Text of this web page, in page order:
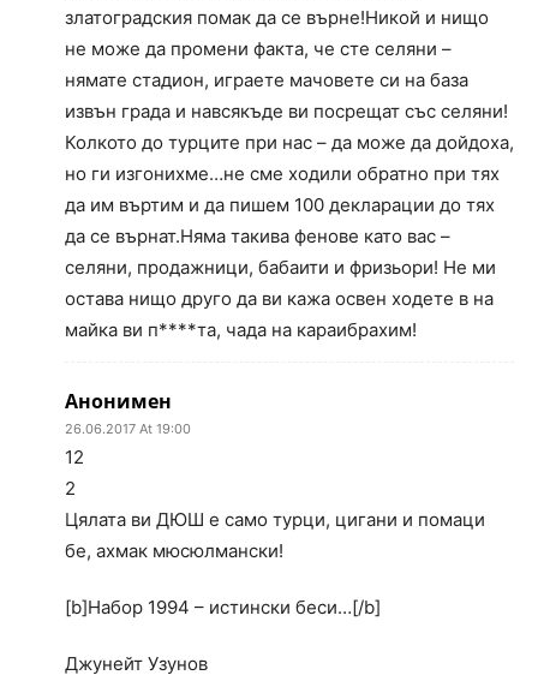
златоградския помак да се върне!Никой и нищо
не може да промени факта, че сте селяни –
нямате стадион, играете мачовете си на база
извън града и навсякъде ви посрещат със селяни!
Колкото до турците при нас – да може да дойдоха,
но ги изгонихме…не сме ходили обратно при тях
да им въртим и да пишем 100 декларации до тях
да се върнат.Няма такива фенове като вас –
селяни, продажници, бабаити и фризьори! Не ми
остава нищо друго да ви кажа освен ходете в на
майка ви п****та, чада на караибрахим!
Анонимен
26.06.2017 At 19:00
12
2
Цялата ви ДЮШ е само турци, цигани и помаци
бе, ахмак мюсюлмански!
[b]Набор 1994 – истински беси…[/b]
Джунейт Узунов